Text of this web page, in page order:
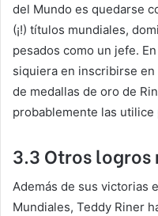
del Mundo es quedarse
(¡!) títulos mundiales,
pesados como un jefe.
siquiera en inscribirse en
de medallas de oro de
probablemente las utilice
3.3 Otros logros
Además de sus victorias
Mundiales, Teddy Riner